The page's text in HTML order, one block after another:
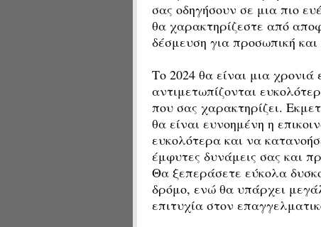
σας οδηγήσουν σε μια πιο
θα χαρακτηρίζεστε από
δέσμευση για προσωπική
Το 2024 θα είναι μια
αντιμετωπίζονται
που σας χαρακτηρίζει.
θα είναι ευνοημένη η
ευκολότερα και να
έμφυτες δυνάμεις σας και
Θα ξεπεράσετε εύκολα
δρόμο, ενώ θα υπάρχει
επιτυχία στον